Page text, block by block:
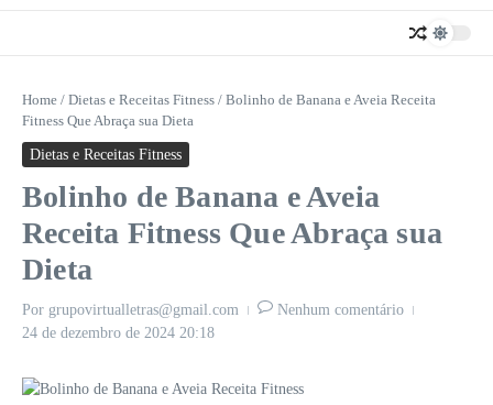
Home / Dietas e Receitas Fitness / Bolinho de Banana e Aveia Receita
Fitness Que Abraça sua Dieta
Dietas e Receitas Fitness
Bolinho de Banana e Aveia
Receita Fitness Que Abraça sua
Dieta
Por grupovirtualletras@gmail.com
Nenhum comentário
24 de dezembro de 2024 20:18